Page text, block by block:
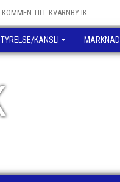
TILL KVARNBY IK
KANSLI MARKNAD